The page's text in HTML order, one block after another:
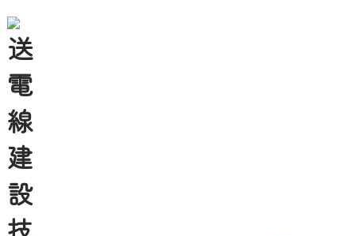
お知らせ
TOP